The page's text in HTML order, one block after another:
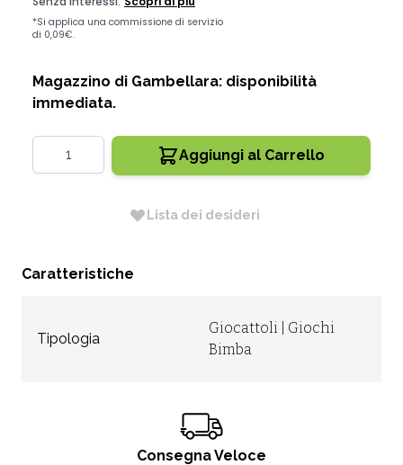
Magazzino di Gambellara: disponibilità
immediata.
Quantità
Aggiungi al Carrello
Lista dei desideri
Caratteristiche
Tipologia
Giocattoli | Giochi
Bimba
Consegna Veloce